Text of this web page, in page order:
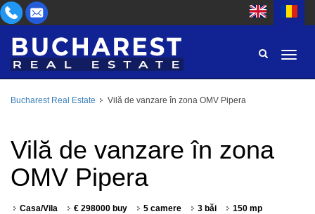
INCHIRIEZ
ZONĂ
TIP PROPRIETATE
CAMERE
Bucharest Real Estate Vilă de vanzare în zona OMV Pipera
Vilă de vanzare în zona
OMV Pipera
Casa/Vila € 298000 buy 5 camere 3 băi 150 mp